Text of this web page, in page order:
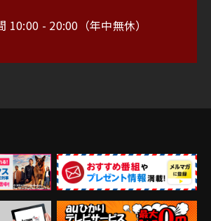
10:00 - 20:00（年中無休）